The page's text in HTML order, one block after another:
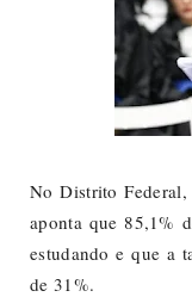
No Distrito Federal,
aponta que 85,1%
estudando e que a
de 31%.